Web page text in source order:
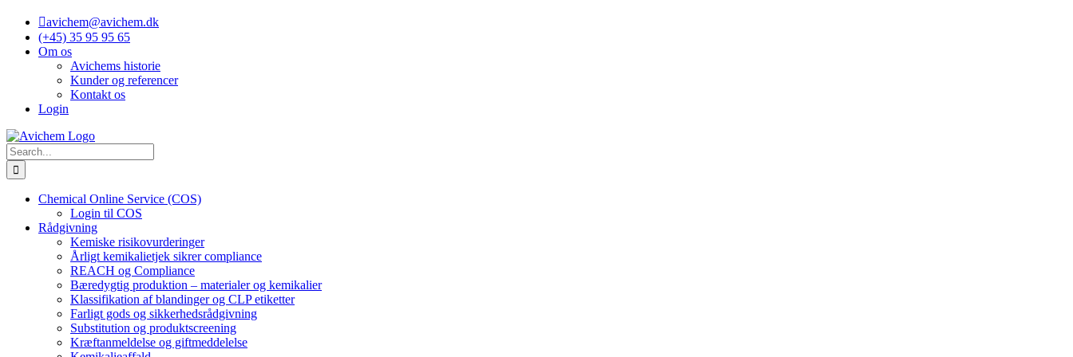
Skip
content
avichem@avichem.dk
(+45) 35 95 95 65
Om os
Avichems historie
Kunder og referencer
Kontakt os
Login
Search
for:
Chemical Online Service (COS)
Login til COS
Rådgivning
Kemiske risikovurderinger
Årligt kemikalietjek sikrer compliance
REACH og Compliance
Bæredygtig produktion – materialer og kemikalier
Klassifikation af blandinger og CLP etiketter
Farligt gods og sikkerhedsrådgivning
Substitution og produktscreening
Kræftanmeldelse og giftmeddelelse